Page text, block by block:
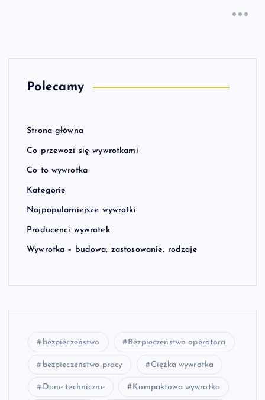
Polecamy
Strona główna
Co przewozi się wywrotkami
Co to wywrotka
Kategorie
Najpopularniejsze wywrotki
Producenci wywrotek
Wywrotka – budowa, zastosowanie, rodzaje
bezpieczeństwo Bezpieczeństwo operatora
bezpieczeństwo pracy Ciężka wywrotka
Dane techniczne Kompaktowa wywrotka